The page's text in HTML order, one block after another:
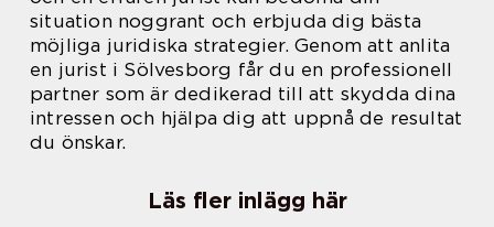
situation noggrant och erbjuda dig bästa
möjliga juridiska strategier. Genom att anlita
en jurist i Sölvesborg får du en professionell
partner som är dedikerad till att skydda dina
intressen och hjälpa dig att uppnå de resultat
du önskar.
Läs fler inlägg här